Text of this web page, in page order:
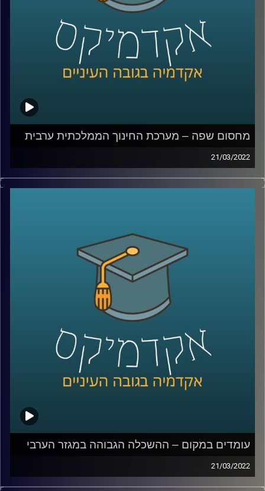
קרדיט תמונות:AudioVersity
מחסום שפה – מערכת החינוך הממלכתית ערבית
21/03/2022
איך הגענו למצב שחמישית מהאוכלוסיה לא יכולה לדבר עם
השאר, למה בוגרי מערכת חינוך ממלכתית אחרי 12 שנות לימוד
האזינו לחלק השלישי והאחרון של השיחה שקיימתי עם ד"ר
מריאן תחואוכו, מנהלת המרכז למדיניות כלכלית של החברה
לשיחה עם ד"ר מריאן תחואוכו על משבר התעסוקה במגזר
לחצו כאן
לשיחה עם ד"ר מריאן תחואוכו על ההשכלה הגבוהה במגזר
הערבי –לחצו כאן
עומדים במקום – ההשכלה הגבוהה במגזר הערבי
21/03/2022
ישראל היא אחת המדינות עם הכי הרבה משכילים לנפש, אבל